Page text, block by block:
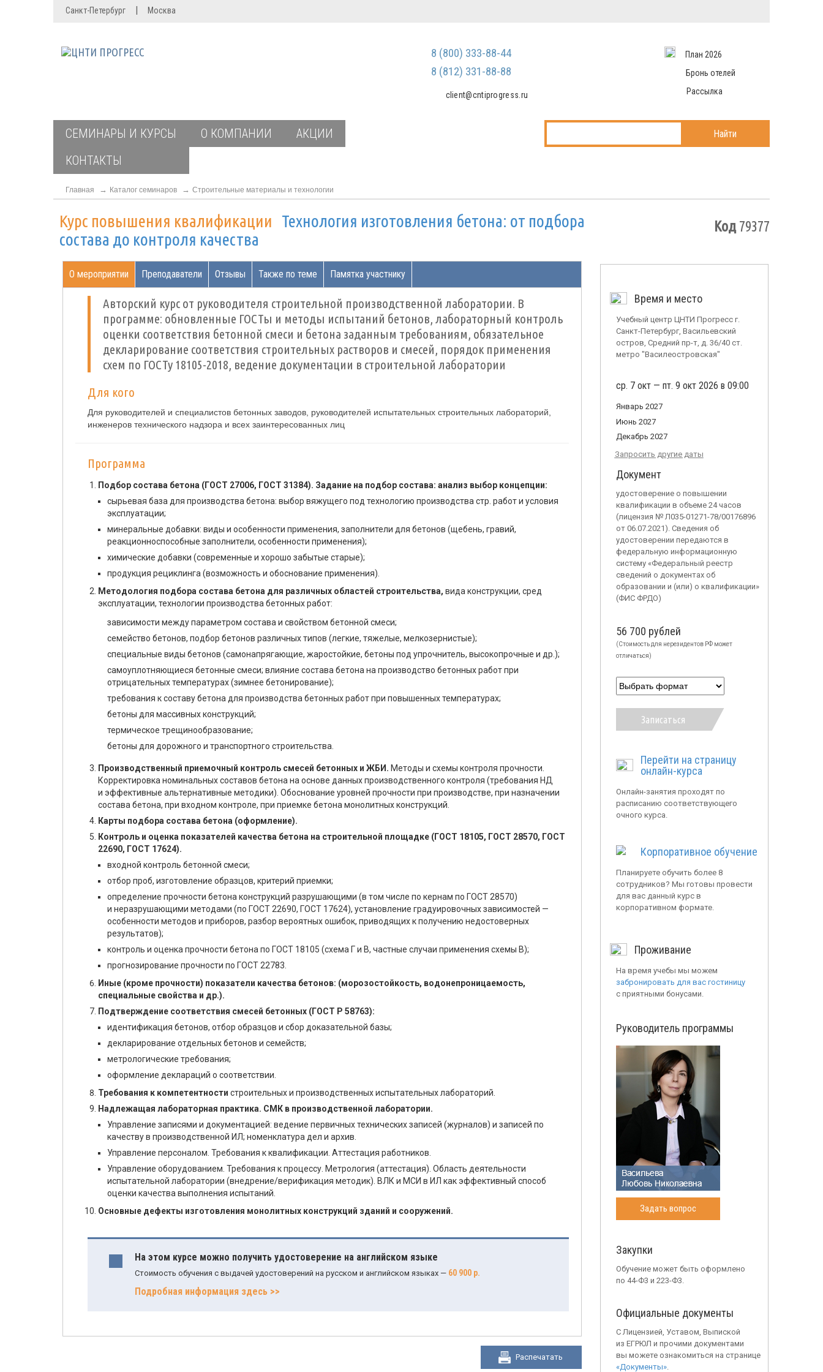
Мы не передаем ваши данные
спам
Запомнить меня
Войти в кабинет
Санкт-Петербург | Москва
8 (800) 333-88-44
8 (812) 331-88-88
client@cntiprogress.ru
План 2026
Бронь отелей
Рассылка
СЕМИНАРЫ И КУРСЫ О КОМПАНИИ
АКЦИИ
КОНТАКТЫ
Найти
Главная Каталог семинаров Строительные материалы и технологии
Курс повышения квалификации Технология изготовления бетона: от подбора
состава до контроля качества
Код79377
О мероприятии Преподаватели Отзывы Также по теме Памятка участнику
Авторский курс от руководителя строительной производственной лаборатории. В
программе: обновленные ГОСТы и методы испытаний бетонов, лабораторный контроль
оценки соответствия бетонной смеси и бетона заданным требованиям, обязательное
декларирование соответствия строительных растворов и смесей, порядок применения
схем по ГОСТу 18105-2018, ведение документации в строительной лаборатории
Для кого
Для руководителей и специалистов бетонных заводов, руководителей испытательных строительных лабораторий,
инженеров технического надзора и всех заинтересованных лиц
Программа
Подбор состава бетона (ГОСТ 27006, ГОСТ 31384). Задание на подбор состава: анализ выбор концепции:
сырьевая база для производства бетона: выбор вяжущего под технологию производства стр. работ и условия
эксплуатации;
минеральные добавки: виды и особенности применения, заполнители для бетонов (щебень, гравий,
реакционноспособные заполнители, особенности применения);
химические добавки (современные и хорошо забытые старые);
продукция рециклинга (возможность и обоснование применения).
Методология подбора состава бетона для различных областей строительства, вида конструкции, сред
эксплуатации, технологии производства бетонных работ:
зависимости между параметром состава и свойством бетонной смеси;
семейство бетонов, подбор бетонов различных типов (легкие, тяжелые, мелкозернистые);
специальные виды бетонов (самонапрягающие, жаростойкие, бетоны под упрочнитель, высокопрочные и др.);
самоуплотняющиеся бетонные смеси; влияние состава бетона на производство бетонных работ при
отрицательных температурах (зимнее бетонирование);
требования к составу бетона для производства бетонных работ при повышенных температурах;
бетоны для массивных конструкций;
термическое трещинообразование;
бетоны для дорожного и транспортного строительства.
Производственный приемочный контроль смесей бетонных и ЖБИ. Методы и схемы контроля прочности.
Корректировка номинальных составов бетона на основе данных производственного контроля (требования НД
и эффективные альтернативные методики). Обоснование уровней прочности при производстве, при назначении
состава бетона, при входном контроле, при приемке бетона монолитных конструкций.
Карты подбора состава бетона (оформление).
Контроль и оценка показателей качества бетона на строительной площадке (ГОСТ 18105, ГОСТ 28570, ГОСТ
22690, ГОСТ 17624).
входной контроль бетонной смеси;
отбор проб, изготовление образцов, критерий приемки;
определение прочности бетона конструкций разрушающими (в том числе по кернам по ГОСТ 28570)
и неразрушающими методами (по ГОСТ 22690, ГОСТ 17624), установление градуировочных зависимостей —
особенности методов и приборов, разбор вероятных ошибок, приводящих к получению недостоверных
результатов);
контроль и оценка прочности бетона по ГОСТ 18105 (схема Г и В, частные случаи применения схемы В);
прогнозирование прочности по ГОСТ 22783.
Иные (кроме прочности) показатели качества бетонов: (морозостойкость, водонепроницаемость,
специальные свойства и др.).
Подтверждение соответствия смесей бетонных (ГОСТ Р 58763):
идентификация бетонов, отбор образцов и сбор доказательной базы;
декларирование отдельных бетонов и семейств;
метрологические требования;
оформление деклараций о соответствии.
Требования к компетентности строительных и производственных испытательных лабораторий.
Надлежащая лабораторная практика. СМК в производственной лаборатории.
Управление записями и документацией: ведение первичных технических записей (журналов) и записей по
качеству в производственной ИЛ; номенклатура дел и архив.
Управление персоналом. Требования к квалификации. Аттестация работников.
Управление оборудованием. Требования к процессу. Метрология (аттестация). Область деятельности
испытательной лаборатории (внедрение/верификация методик). ВЛК и МСИ в ИЛ как эффективный способ
оценки качества выполнения испытаний.
Основные дефекты изготовления монолитных конструкций зданий и сооружений.
На этом курсе можно получить удостоверение на английском языке
Стоимость обучения с выдачей удостоверений на русском и английском языках — 60 900 р.
Подробная информация здесь >>
Распечатать
Время и место
Учебный центр ЦНТИ Прогресс г.
Санкт-Петербург, Васильевский
остров, Средний пр-т, д. 36/40 ст.
метро "Василеостровская"
ср. 7 окт — пт. 9 окт 2026 в 09:00
Январь 2027
Июнь 2027
Декабрь 2027
Запросить другие даты
Документ
удостоверение о повышении
квалификации в объеме 24 часов
(лицензия № Л035-01271-78/00176896
от 06.07.2021). Сведения об
удостоверении передаются в
федеральную информационную
систему «Федеральный реестр
сведений о документах об
образовании и (или) о квалификации»
(ФИС ФРДО)
56 700 рублей
(Стоимость для нерезидентов РФ может
отличаться)
Записаться
Перейти на страницу
онлайн-курса
Онлайн-занятия проходят по
расписанию соответствующего
очного курса.
Корпоративное обучение
Планируете обучить более 8
сотрудников? Мы готовы провести
для вас данный курс в
корпоративном формате.
Проживание
На время учебы мы можем
забронировать для вас гостиницу
с приятными бонусами.
Руководитель программы
Задать вопрос
Закупки
Обучение может быть оформлено
по 44-Ф3 и 223-Ф3.
Официальные документы
С Лицензией, Уставом, Выпиской
из ЕГРЮЛ и прочими документами
вы можете ознакомиться на странице
«Документы».